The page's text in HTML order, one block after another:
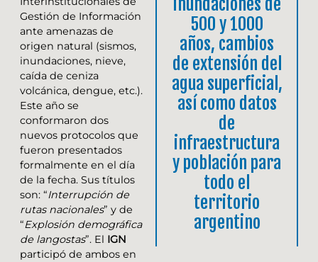
inundaciones de
500 y 1000
años, cambios
de extensión del
agua superficial,
así como datos
de
infraestructura
y población para
todo el
territorio
argentino
Gestión de Información
ante amenazas de
origen natural (sismos,
inundaciones, nieve,
caída de ceniza
volcánica, dengue, etc.).
Este año se
conformaron dos
nuevos protocolos que
fueron presentados
formalmente en el día
de la fecha. Sus títulos
son: “Interrupción de
rutas nacionales” y de
“Explosión demográfica
de langostas”. El IGN
participó de ambos en